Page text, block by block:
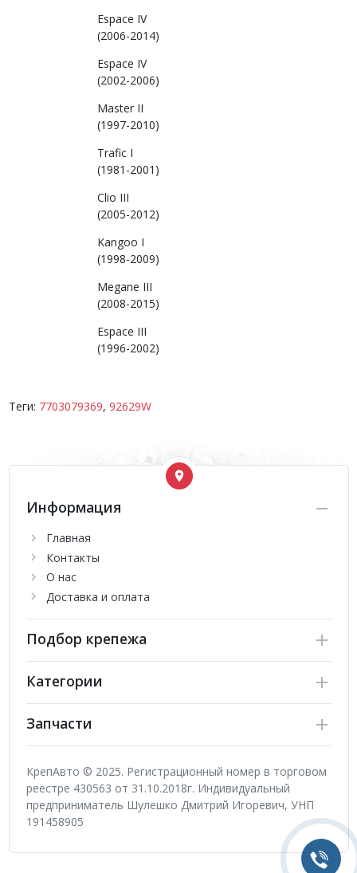
Espace IV
(2006-2014)
Espace IV
(2002-2006)
Master II
(1997-2010)
Trafic I
(1981-2001)
Clio III
(2005-2012)
Kangoo I
(1998-2009)
Megane III
(2008-2015)
Espace III
(1996-2002)
Теги: 7703079369, 92629W
Информация
Главная
Контакты
О нас
Доставка и оплата
Подбор крепежа
Категории
Запчасти
КрепАвто © 2025. Регистрационный номер в торговом
реестре 430563 от 31.10.2018г. Индивидуальный
предприниматель Шулешко Дмитрий Игоревич, УНП
191458905